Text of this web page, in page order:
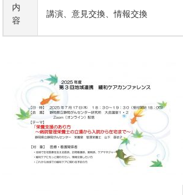
内
容
講演、意見交換、情報交換